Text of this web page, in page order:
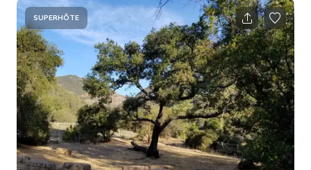
SUPERHÔTE